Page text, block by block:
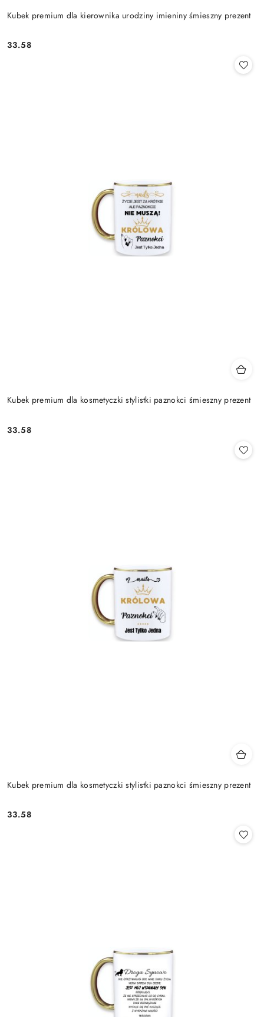
Kubek premium dla kierownika urodziny imieniny śmieszny prezent
Cena:
33.58
Kubek premium dla kosmetyczki stylistki paznokci śmieszny prezent
Cena:
33.58
Kubek premium dla kosmetyczki stylistki paznokci śmieszny prezent
Cena:
33.58